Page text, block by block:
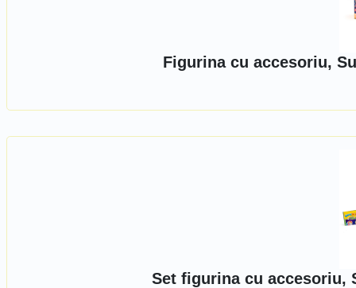
Figurina cu accesoriu,
Set figurina cu accesoriu,